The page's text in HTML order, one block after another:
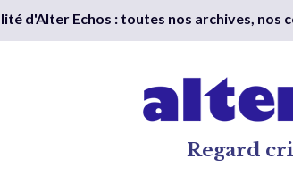
d'Alter Echos : toutes nos archives, nos
Regard